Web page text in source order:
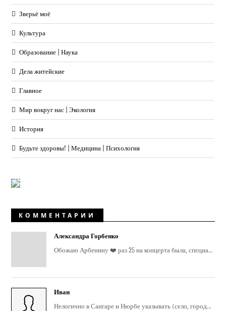
Зверьё моё
Культура
Образование | Наука
Дела житейские
Главное
Мир вокруг нас | Экология
История
Будьте здоровы! | Медицина | Психология
КОММЕНТАРИИ
Александра Горбенко
Обожаю Арбенину ❤️ раз 25 на концерта была, специа...
Иван
Нелогично в Сангаре и Нюрбе указывать (село, город...